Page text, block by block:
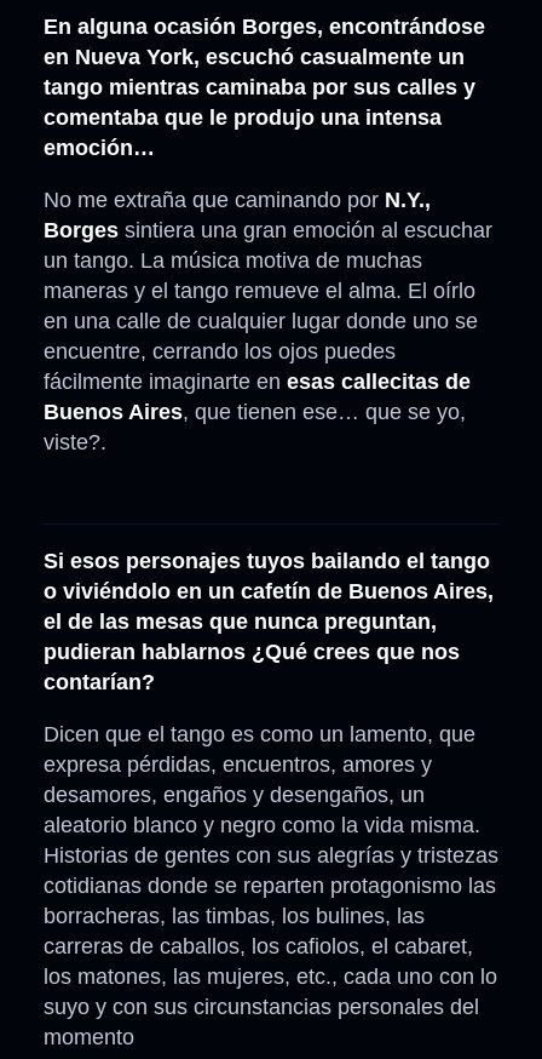
En alguna ocasión Borges, encontrándose
en Nueva York, escuchó casualmente un
tango mientras caminaba por sus calles y
comentaba que le produjo una intensa
emoción…
No me extraña que caminando por N.Y.,
Borges sintiera una gran emoción al escuchar
un tango. La música motiva de muchas
maneras y el tango remueve el alma. El oírlo
en una calle de cualquier lugar donde uno se
encuentre, cerrando los ojos puedes
fácilmente imaginarte en esas callecitas de
Buenos Aires, que tienen ese… que se yo,
viste?.
Si esos personajes tuyos bailando el tango
o viviéndolo en un cafetín de Buenos Aires,
el de las mesas que nunca preguntan,
pudieran hablarnos ¿Qué crees que nos
contarían?
Dicen que el tango es como un lamento, que
expresa pérdidas, encuentros, amores y
desamores, engaños y desengaños, un
aleatorio blanco y negro como la vida misma.
Historias de gentes con sus alegrías y tristezas
cotidianas donde se reparten protagonismo las
borracheras, las timbas, los bulines, las
carreras de caballos, los cafiolos, el cabaret,
los matones, las mujeres, etc., cada uno con lo
suyo y con sus circunstancias personales del
momento